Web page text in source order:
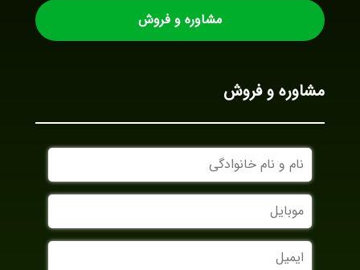
مشاوره و فروش
مشاوره و فروش
نام
و
نام
خانوادگی
موبایل
ایمیل